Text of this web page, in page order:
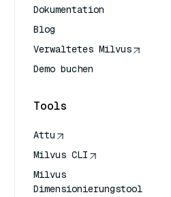
Dokumentation
Blog
Verwaltetes Milvus
Demo buchen
Tools
Attu
Milvus CLI
Milvus
Dimensionierungstool